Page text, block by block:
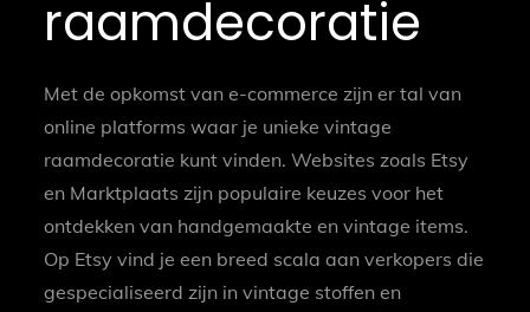
raamdecoratie
Met de opkomst van e-commerce zijn er tal van
online platforms waar je unieke vintage
raamdecoratie kunt vinden. Websites zoals Etsy
en Marktplaats zijn populaire keuzes voor het
ontdekken van handgemaakte en vintage items.
Op Etsy vind je een breed scala aan verkopers die
gespecialiseerd zijn in vintage stoffen en